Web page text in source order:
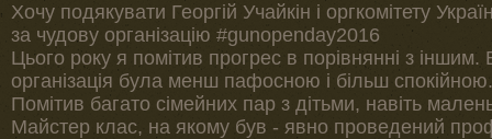
Хочу подякувати Георгій Учайкін і оргкомітету
за чудову організацію ‪#‎gunopenday2016‬
Цього року я помітив прогрес в порівнянні з
організація була менш пафосною і більш спокійною.
Помітив багато сімейних пар з дітьми, навіть
Майстер клас, на якому був - явно проведений